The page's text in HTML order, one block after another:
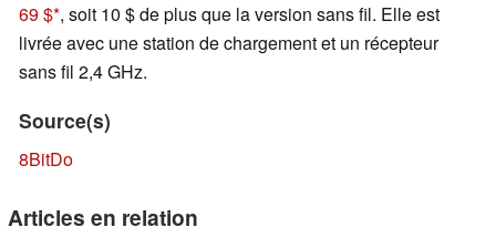
69 $ , soit 10 $ de plus que la version sans fil. Elle est
livrée avec une station de chargement et un récepteur
sans fil 2,4 GHz.
Source(s)
8BitDo
Articles en relation